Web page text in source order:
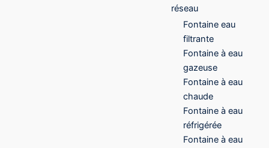
réseau
Fontaine eau
filtrante
Fontaine à eau
gazeuse
Fontaine à eau
chaude
Fontaine à eau
réfrigérée
Fontaine à eau